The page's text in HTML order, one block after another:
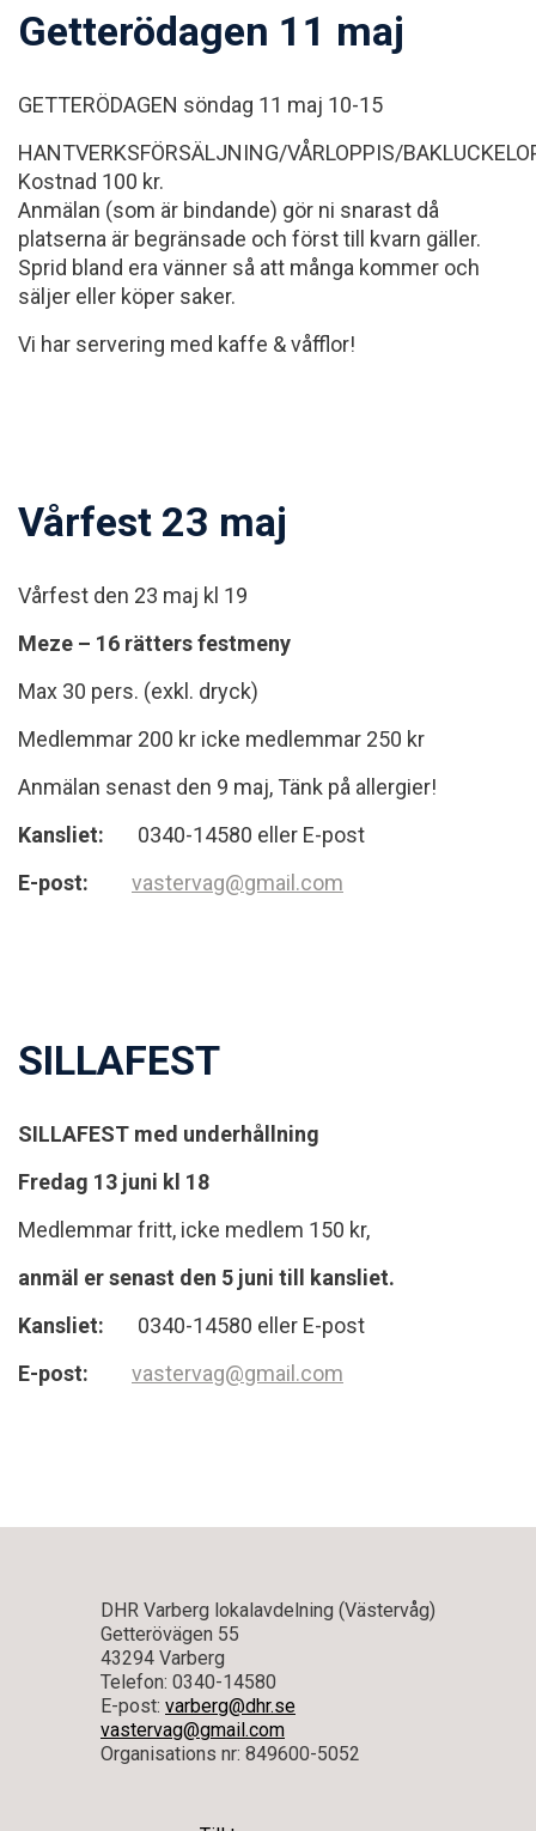
Getterödagen 11 maj
GETTERÖDAGEN söndag 11 maj 10-15
HANTVERKSFÖRSÄLJNING/VÅRLOPPIS/
Kostnad 100 kr.
Anmälan (som är bindande) gör ni snarast då
platserna är begränsade och först till kvarn gäller.
Sprid bland era vänner så att många kommer och
säljer eller köper saker.
Vi har servering med kaffe & våfflor!
Vårfest 23 maj
Vårfest den 23 maj kl 19
Meze – 16 rätters festmeny
Max 30 pers. (exkl. dryck)
Medlemmar 200 kr icke medlemmar 250 kr
Anmälan senast den 9 maj, Tänk på allergier!
Kansliet:
0340-14580 eller E-post
E-post:
vastervag@gmail.com
SILLAFEST
SILLAFEST med underhållning
Fredag 13 juni kl 18
Medlemmar fritt, icke medlem 150 kr,
anmäl er senast den 5 juni till kansliet.
Kansliet:
0340-14580 eller E-post
E-post:
vastervag@gmail.com
DHR Varberg lokalavdelning (Västervåg)
Getterövägen 55
43294 Varberg
Telefon: 0340-14580
E-post: varberg@dhr.se
vastervag@gmail.com
Organisations nr: 849600-5052